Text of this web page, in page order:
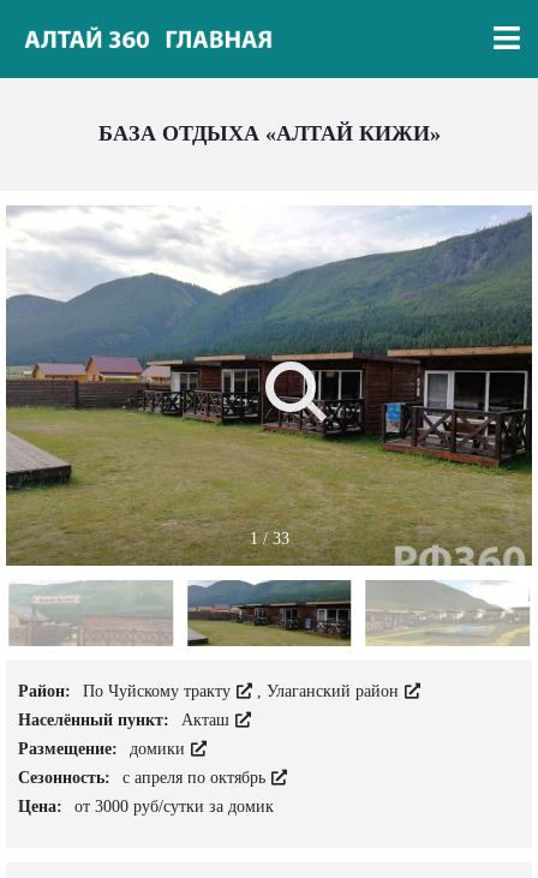
БАЗА ОТДЫХА «АЛТАЙ КИЖИ»
1/33
Район: По Чуйскому тракту , Улаганский район
Населённый пункт:
Акташ
Размещение:
домики
Сезонность:
с апреля по октябрь
Цена:
от 3000 руб/сутки за домик